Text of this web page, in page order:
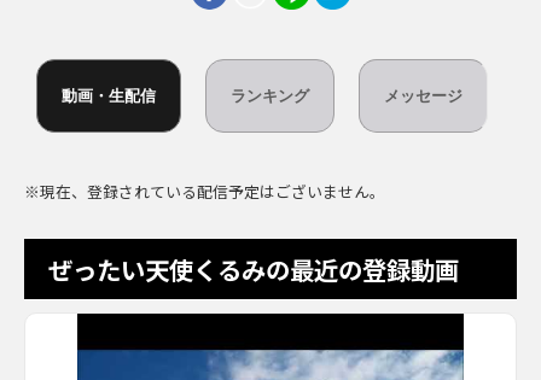
動画・生配信 ランキング メッセージ
※現在、登録されている配信予定はございません。
ぜったい天使くるみの最近の登録動画